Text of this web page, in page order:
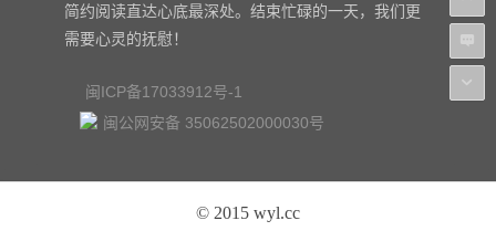
简约阅读直达心底最深处。结束忙碌的一天，我们更
需要心灵的抚慰！
闽ICP备17033912号-1
闽公网安备 35062502000030号
© 2015 wyl.cc